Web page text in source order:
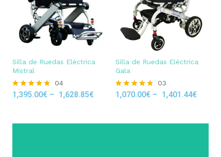
Silla de Ruedas Eléctrica
Mistral
Rated
04
1,395.00€ – 1,628.85€
Silla de Ruedas Eléctrica
Gala
Rated
03
1,070.00€ – 1,401.44€